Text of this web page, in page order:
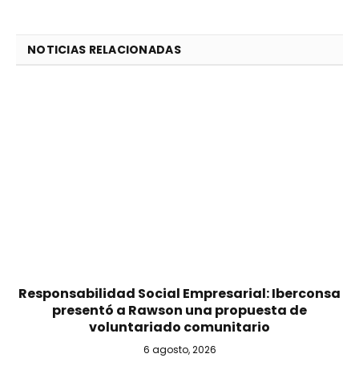
NOTICIAS RELACIONADAS
Responsabilidad Social Empresarial: Iberconsa
presentó a Rawson una propuesta de
voluntariado comunitario
6 agosto, 2026